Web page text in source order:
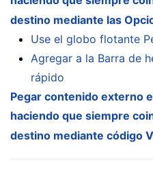
destino mediante las
Use el globo flotante
Agregar a la Barra de
rápido
Pegar contenido externo
haciendo que siempre
destino mediante código